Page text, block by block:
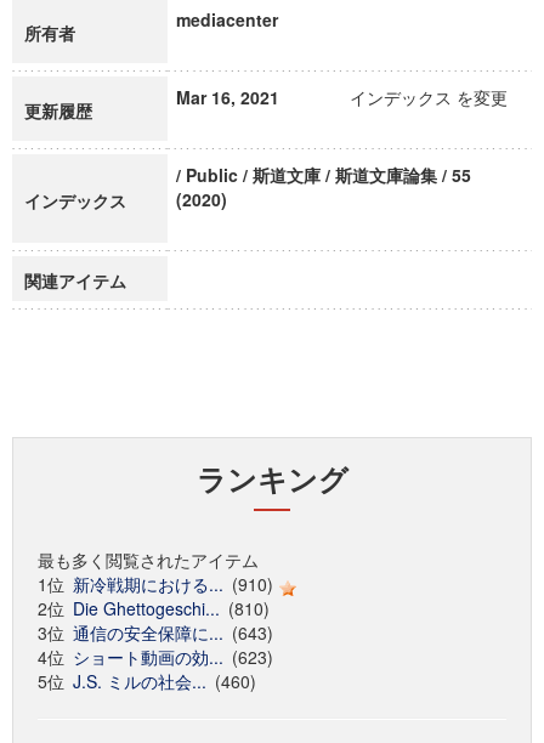
所有者
mediacenter
更新履歴
Mar 16, 2021 インデックス を変更
インデックス
/ Public / 斯道文庫 / 斯道文庫論集 / 55
(2020)
関連アイテム
ランキング
最も多く閲覧されたアイテム
1位 新冷戦期における... (910)
2位 Die Ghettogeschi... (810)
3位 通信の安全保障に... (643)
4位 ショート動画の効... (623)
5位 J.S. ミルの社会... (460)